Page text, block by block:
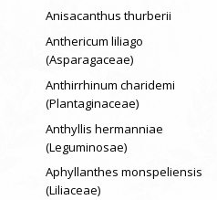
Anisacanthus thurberii
Anthericum liliago
(Asparagaceae)
Anthirrhinum charidemi
(Plantaginaceae)
Anthyllis hermanniae
(Leguminosae)
Aphyllanthes monspeliensis
(Liliaceae)